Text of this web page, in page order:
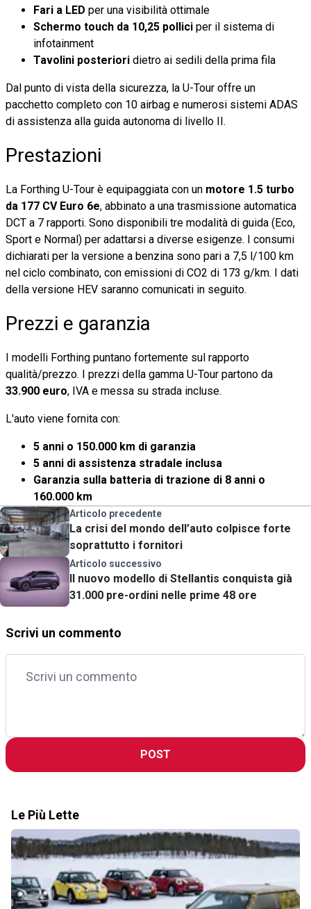
Fari a LED per una visibilità ottimale
Schermo touch da 10,25 pollici per il sistema di
infotainment
Tavolini posteriori dietro ai sedili della prima fila
Dal punto di vista della sicurezza, la U-Tour offre un
pacchetto completo con 10 airbag e numerosi sistemi ADAS
di assistenza alla guida autonoma di livello II.
Prestazioni
La Forthing U-Tour è equipaggiata con un motore 1.5 turbo
da 177 CV Euro 6e, abbinato a una trasmissione automatica
DCT a 7 rapporti. Sono disponibili tre modalità di guida (Eco,
Sport e Normal) per adattarsi a diverse esigenze. I consumi
dichiarati per la versione a benzina sono pari a 7,5 l/100 km
nel ciclo combinato, con emissioni di CO2 di 173 g/km. I dati
della versione HEV saranno comunicati in seguito.
Prezzi e garanzia
I modelli Forthing puntano fortemente sul rapporto
qualità/prezzo. I prezzi della gamma U-Tour partono da
33.900 euro, IVA e messa su strada incluse.
L'auto viene fornita con:
5 anni o 150.000 km di garanzia
5 anni di assistenza stradale inclusa
Garanzia sulla batteria di trazione di 8 anni o
160.000 km
Articolo precedente
La crisi del mondo dell’auto colpisce forte
soprattutto i fornitori
Articolo successivo
Il nuovo modello di Stellantis conquista già
31.000 pre-ordini nelle prime 48 ore
Scrivi un commento
POST
Le Più Lette